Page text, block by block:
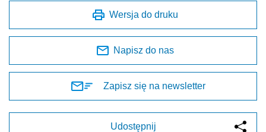
Wersja do druku
Napisz do nas
Zapisz się na newsletter
Udostępnij